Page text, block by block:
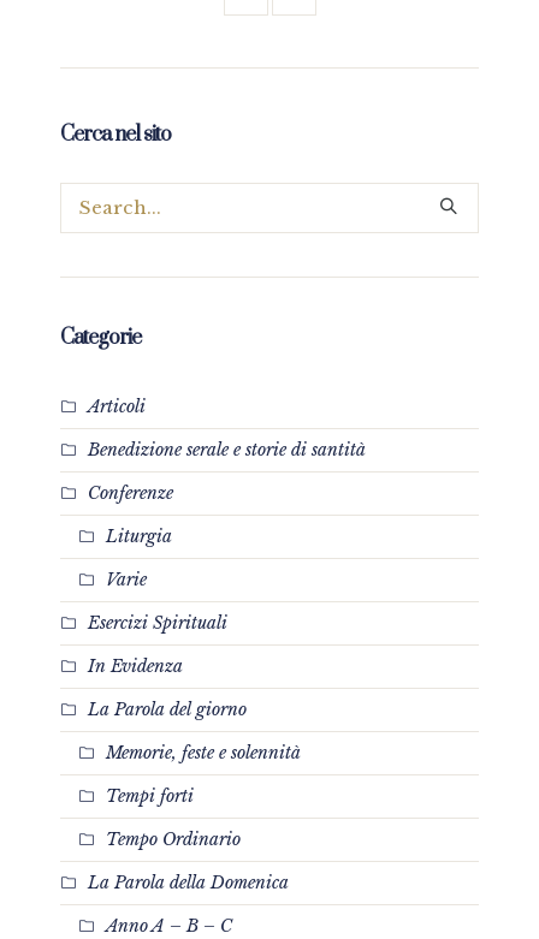
Cerca nel sito
Categorie
Articoli
Benedizione serale e storie di santità
Conferenze
Liturgia
Varie
Esercizi Spirituali
In Evidenza
La Parola del giorno
Memorie, feste e solennità
Tempi forti
Tempo Ordinario
La Parola della Domenica
Anno A – B – C